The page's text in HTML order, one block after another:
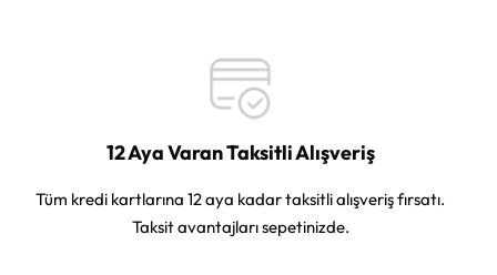
12 Aya Varan Taksitli Alışveriş
Tüm kredi kartlarına 12 aya kadar taksitli alışveriş fırsatı.
Taksit avantajları sepetinizde.